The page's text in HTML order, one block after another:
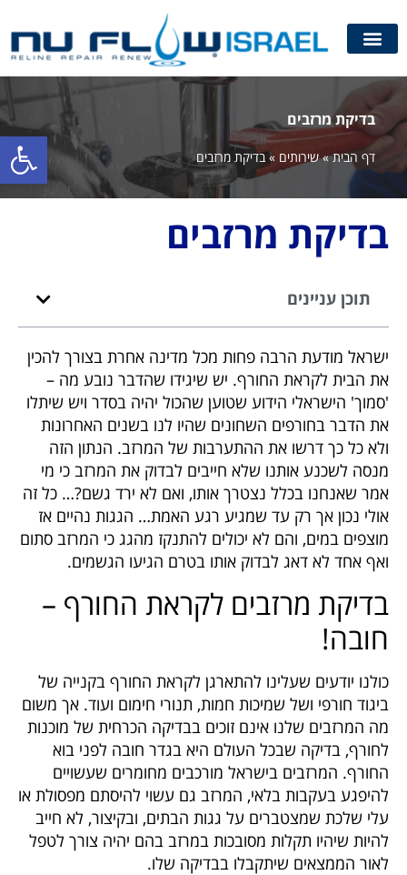
פתח
בדיקת מרזבים
דף הבית»שירותים »בדיקת מרזבים
בדיקת מרזבים
תוכן עניינים
ישראל מודעת הרבה פחות מכל מדינה אחרת בצורך להכין
את הבית לקראת החורף. יש שיגידו שהדבר נובע מה –
'סמוך' הישראלי הידוע שטוען שהכול יהיה בסדר ויש שיתלו
את הדבר בחורפים השחונים שהיו לנו בשנים האחרונות
ולא כל כך דרשו את ההתערבות של המרזב. הנתון הזה
מנסה לשכנע אותנו שלא חייבים לבדוק את המרזב כי מי
אמר שאנחנו בכלל נצטרך אותו, ואם לא ירד גשם?… כל זה
אולי נכון אך רק עד שמגיע רגע האמת… הגגות נהיים אז
מוצפים במים, והם לא יכולים להתנקז מהגג כי המרזב סתום
ואף אחד לא דאג לבדוק אותו בטרם הגיעו הגשמים.
בדיקת מרזבים לקראת החורף –
חובה!
כולנו יודעים שעלינו להתארגן לקראת החורף בקנייה של
ביגוד חורפי ושל שמיכות חמות, תנורי חימום ועוד. אך משום
מה המרזבים שלנו אינם זוכים בבדיקה הכרחית של מוכנות
לחורף, בדיקה שבכל העולם היא בגדר חובה לפני בוא
החורף. המרזבים בישראל מורכבים מחומרים שעשויים
להיפגע בעקבות בלאי, המרזב גם עשוי להיסתם מפסולת או
עלי שלכת שמצטברים על גגות הבתים, ובקיצור, לא חייב
להיות שיהיו תקלות מסובכות במרזב בהם יהיה צורך לטפל
לאור הממצאים שיתקבלו בבדיקה שלו.